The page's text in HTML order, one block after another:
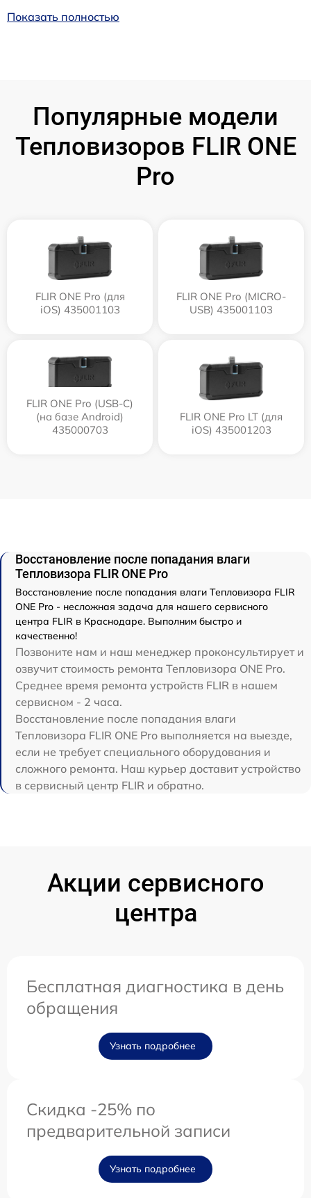
Показать полностью
Популярные модели
Тепловизоров FLIR ONE
Pro
FLIR ONE Pro (для
iOS) 435001103
FLIR ONE Pro (MICRO-
USB) 435001103
FLIR ONE Pro (USB-C)
(на базе Android)
435000703
FLIR ONE Pro LT (для
iOS) 435001203
Восстановление после попадания влаги
Тепловизора FLIR ONE Pro
Восстановление после попадания влаги Тепловизора FLIR
ONE Pro - несложная задача для нашего сервисного
центра FLIR в Краснодаре. Выполним быстро и
качественно!
Позвоните нам и наш менеджер проконсультирует и
озвучит стоимость ремонта Тепловизора ONE Pro.
Среднее время ремонта устройств FLIR в нашем
сервисном - 2 часа.
Восстановление после попадания влаги
Тепловизора FLIR ONE Pro выполняется на выезде,
если не требует специального оборудования и
сложного ремонта. Наш курьер доставит устройство
в сервисный центр FLIR и обратно.
Акции сервисного
центра
Бесплатная диагностика в день
обращения
Узнать подробнее
Скидка -25% по
предварительной записи
Узнать подробнее